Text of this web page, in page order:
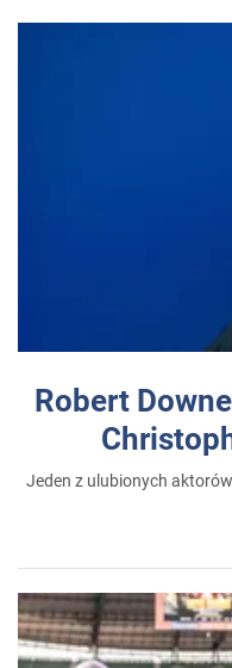
Robert
Jeden z ulubionych